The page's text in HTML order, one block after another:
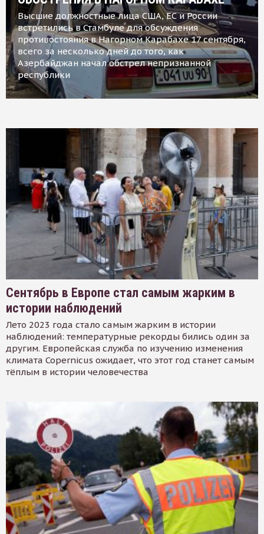
Высшие должностные лица США, ЕС и России
встретились в Стамбуле для обсуждения
противостояния в Нагорном Карабахе 17 сентября,
всего за несколько дней до того, как
Азербайджан начал обстрел непризнанной
республики
Сентябрь в Европе стал самым жарким в
истории наблюдений
Лето 2023 года стало самым жарким в истории
наблюдений: температурные рекорды бились один за
другим. Европейская служба по изучению изменения
климата Copernicus ожидает, что этот год станет самым
тёплым в истории человечества